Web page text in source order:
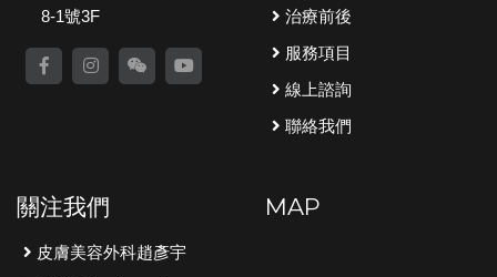
8-1號3F
治療前後
服務項目
線上諮詢
聯絡我們
關注我們
皮膚美容外科趙彥宇
MAP